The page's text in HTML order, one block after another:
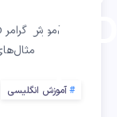
USED
TO
آموزش انگلیسی